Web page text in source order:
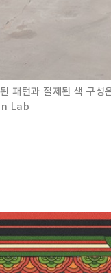
패턴과 절제된 색 구성
Lab